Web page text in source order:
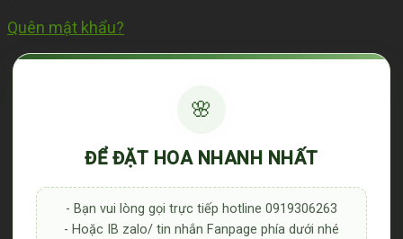
Quên mật khẩu?
🌸
ĐỂ ĐẶT HOA NHANH NHẤT
- Bạn vui lòng gọi trực tiếp hotline 0919306263
- Hoặc IB zalo/ tin nhắn Fanpage phía dưới nhé